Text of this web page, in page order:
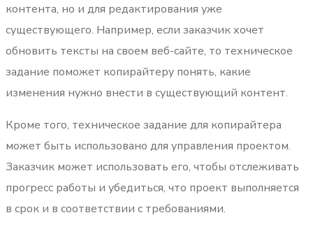
контента, но и для редактирования уже
существующего. Например, если заказчик хочет
обновить тексты на своем веб-сайте, то техническое
задание поможет копирайтеру понять, какие
изменения нужно внести в существующий контент.
Кроме того, техническое задание для копирайтера
может быть использовано для управления проектом.
Заказчик может использовать его, чтобы отслеживать
прогресс работы и убедиться, что проект выполняется
в срок и в соответствии с требованиями.